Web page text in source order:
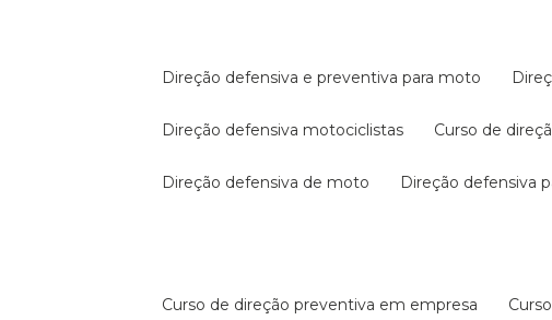
direção defensiva e preventiva para moto
direção defensiva motociclistas curso de
direção defensiva de moto direção defensiva
curso de direção preventiva em empresa